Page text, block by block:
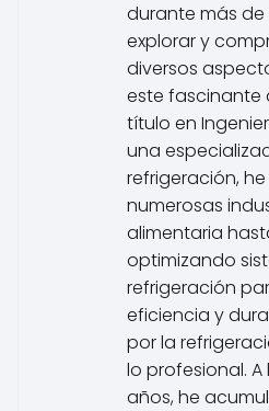
durante más
explorar y
diversos
este fascinante
título en
una
refrigeración,
numerosas
alimentaria
optimizando
refrigeración
eficiencia y
por la
lo profesional.
años, he